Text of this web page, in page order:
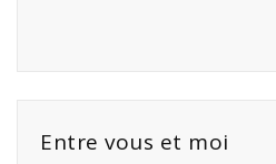
Entre vous et moi